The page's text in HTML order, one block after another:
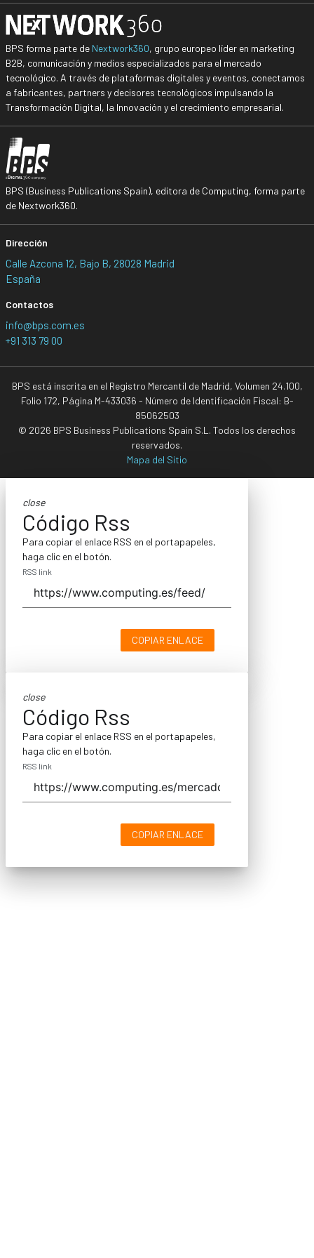
BPS forma parte de Nextwork360, grupo europeo líder en marketing
B2B, comunicación y medios especializados para el mercado
tecnológico. A través de plataformas digitales y eventos, conectamos
a fabricantes, partners y decisores tecnológicos impulsando la
Transformación Digital, la Innovación y el crecimiento empresarial.
BPS (Business Publications Spain), editora de Computing, forma parte
de Nextwork360.
Dirección
Calle Azcona 12, Bajo B, 28028 Madrid
España
Contactos
info@bps.com.es
+91 313 79 00
BPS está inscrita en el Registro Mercantil de Madrid, Volumen 24.100,
Folio 172, Página M-433036 - Número de Identificación Fiscal: B-
85062503
© 2026 BPS Business Publications Spain S.L. Todos los derechos
reservados.
Mapa del Sitio
close
Código Rss
Para copiar el enlace RSS en el portapapeles,
haga clic en el botón.
RSS link
COPIAR ENLACE
close
Código Rss
Para copiar el enlace RSS en el portapapeles,
haga clic en el botón.
RSS link
COPIAR ENLACE